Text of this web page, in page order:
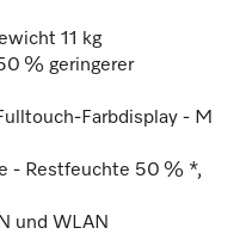
11 kg
% geringerer
Farbdisplay - M
- Restfeuchte 50 % *,
und WLAN